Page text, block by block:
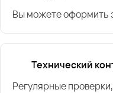
Вы можете оформить
Технический
Регулярные